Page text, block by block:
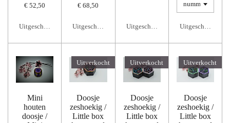
€ 52,50
Uitgeschakeld
€ 68,50
Uitgeschakeld Uitgeschakeld Uitgeschakeld
Mini
houten
doosje /
Uitverkocht
Doosje
zeshoekig /
Little box
Uitverkocht
Doosje
zeshoekig /
Little box
Uitverkocht
Doosje
zeshoekig /
Little box